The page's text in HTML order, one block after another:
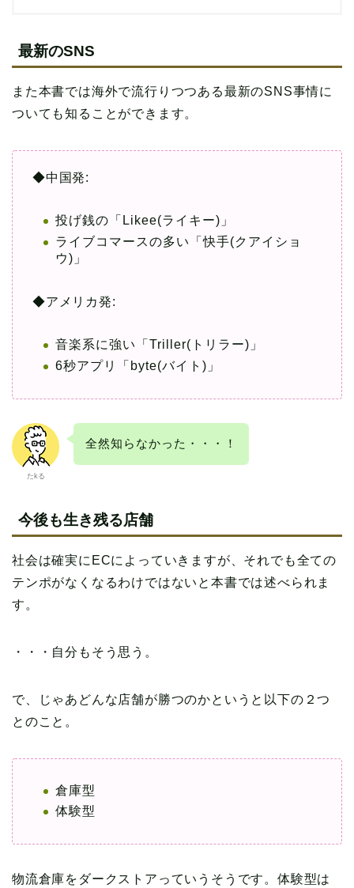
最新のSNS
また本書では海外で流行りつつある最新のSNS事情に
ついても知ることができます。
◆中国発:
投げ銭の「Likee(ライキー)」
ライブコマースの多い「快手(クアイショ
ウ)」
◆アメリカ発:
音楽系に強い「Triller(トリラー)」
6秒アプリ「byte(バイト)」
たkる
全然知らなかった・・・！
今後も生き残る店舗
社会は確実にECによっていきますが、それでも全ての
テンポがなくなるわけではないと本書では述べられま
す。
・・・自分もそう思う。
で、じゃあどんな店舗が勝つのかというと以下の２つ
とのこと。
倉庫型
体験型
物流倉庫をダークストアっていうそうです。体験型は